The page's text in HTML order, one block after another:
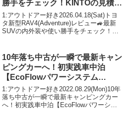
勝手をチェック！KINTOの見積り
シミュレーションも実践
1:アウトドアー好き2026.04.18(Sat)トヨ
タ新型RAV4(Adventure)レビュー🚙最新
SUVの内外装や使い勝手をチェック！
で！！2:アウトドアー好き...
10年落ち中古が一瞬で最新キャン
ピングカーへ！初実践車中泊
【EcoFlowパワーシステム
6000Wh x 家庭用エアコン】使っ
て分かったメリット③デメリット
③
1:アウトドアー好き2022.08.29(Mon)10年
落ち中古が一瞬で最新キャンピングカー
へ！初実践車中泊【EcoFlowパワーシス